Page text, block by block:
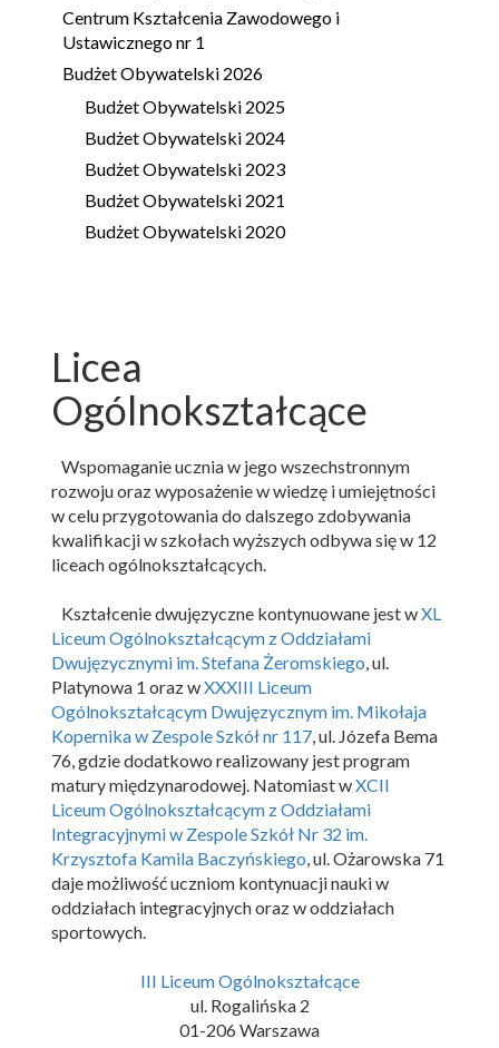
Centrum Kształcenia Zawodowego i
Ustawicznego nr 1
Budżet Obywatelski 2026
Budżet Obywatelski 2025
Budżet Obywatelski 2024
Budżet Obywatelski 2023
Budżet Obywatelski 2021
Budżet Obywatelski 2020
Licea
Ogólnokształcące
Wspomaganie ucznia w jego wszechstronnym
rozwoju oraz wyposażenie w wiedzę i umiejętności
w celu przygotowania do dalszego zdobywania
kwalifikacji w szkołach wyższych odbywa się w 12
liceach ogólnokształcących.
Kształcenie dwujęzyczne kontynuowane jest wXL
Liceum Ogólnokształcącym z Oddziałami
Dwujęzycznymi im. Stefana Żeromskiego, ul.
Platynowa 1 oraz wXXXIII Liceum
Ogólnokształcącym Dwujęzycznym im. Mikołaja
Kopernika w Zespole Szkół nr 117, ul. Józefa Bema
76, gdzie dodatkowo realizowany jest program
matury międzynarodowej. Natomiast wXCII
Liceum Ogólnokształcącym z Oddziałami
Integracyjnymi w Zespole Szkół Nr 32 im.
Krzysztofa Kamila Baczyńskiego, ul. Ożarowska 71
daje możliwość uczniom kontynuacji nauki w
oddziałach integracyjnych oraz w oddziałach
sportowych.
III Liceum Ogólnokształcące
ul. Rogalińska 2
01-206 Warszawa